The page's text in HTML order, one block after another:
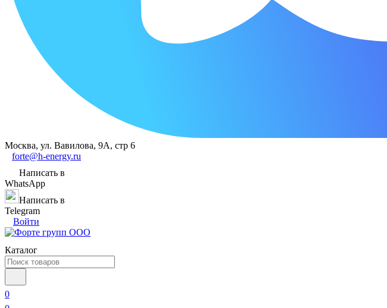
Москва, ул. Вавилова, 9А, стр 6
forte@h-energy.ru
Написать в
WhatsApp
Написать в
Telegram
Войти
Каталог
0